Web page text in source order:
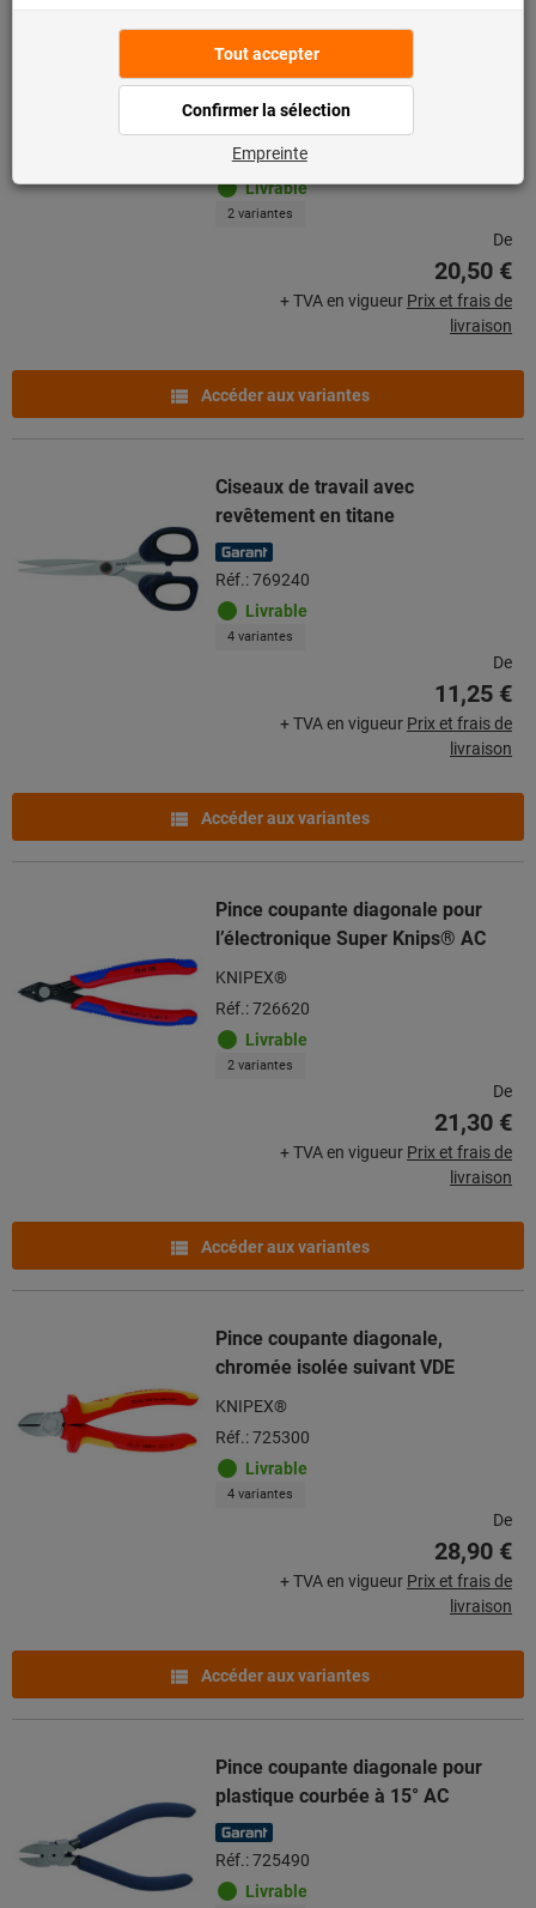
Pince coupante diagonale pour
l’électronique Super Knips® AC
Réf.: 726480
Livrable
2 variantes
De
20,50 €
+ TVA en vigueur Prix et frais de
livraison
Accéder aux variantes
Ciseaux de travail avec
revêtement en titane
Réf.: 769240
Livrable
4 variantes
De
11,25 €
+ TVA en vigueur Prix et frais de
livraison
Accéder aux variantes
Pince coupante diagonale pour
l’électronique Super Knips® AC
KNIPEX®
Réf.: 726620
Livrable
2 variantes
De
21,30 €
+ TVA en vigueur Prix et frais de
livraison
Accéder aux variantes
Pince coupante diagonale,
chromée isolée suivant VDE
KNIPEX®
Réf.: 725300
Livrable
4 variantes
De
28,90 €
+ TVA en vigueur Prix et frais de
livraison
Accéder aux variantes
Pince coupante diagonale pour
plastique courbée à 15° AC
Réf.: 725490
Livrable